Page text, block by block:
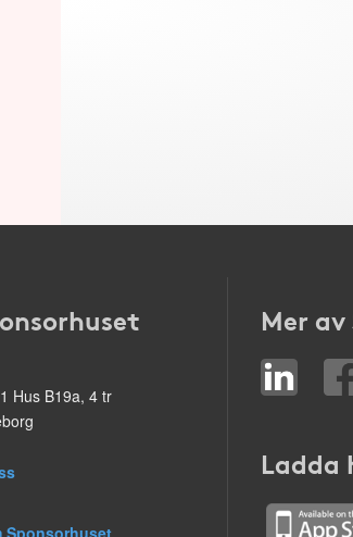
Hus B19a, 4 tr
Sponsorhuset
Mer
Ladda